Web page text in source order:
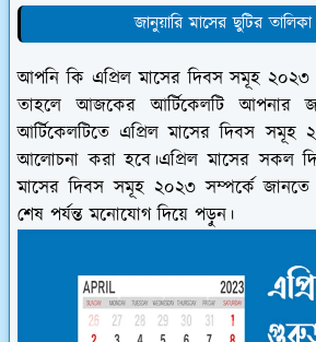
জানুয়ারি মাসের ছুটির
আপনি কি এপ্রিল মাসের দিবস সমূহ ২০২৩
তাহলে আজকের আর্টিকেলটি আপনার
আর্টিকেলটিতে এপ্রিল মাসের দিবস সমূহ
আলোচনা করা হবে।এপ্রিল মাসের সকল
মাসের দিবস সমূহ ২০২৩ সম্পর্কে
শেষ পর্যন্ত মনোযোগ দিয়ে পড়ুন।